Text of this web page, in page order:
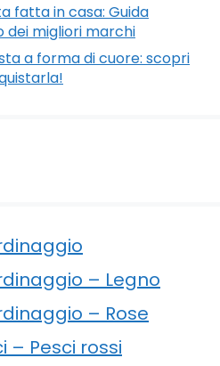
fatta in casa: Guida
migliori marchi
a forma di cuore: scopri
– Legno
– Rose
– Pesci rossi